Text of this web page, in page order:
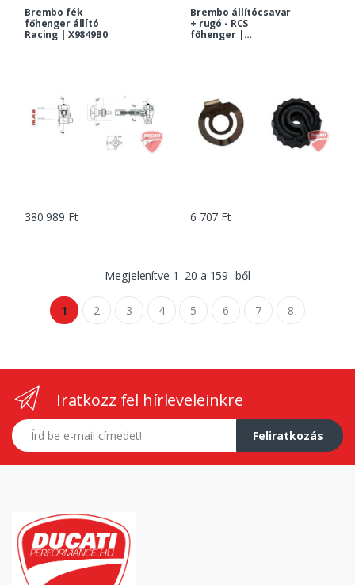
Brembo fék
főhenger állító
Racing | X9849B0
380 989 Ft
Brembo állítócsavar
+ rugó - RCS
főhenger |
6 707 Ft
Megjelenítve 1–20 a 159 -ből
1 2 3 4 5 6 7 8
Iratkozz fel hírleveleinkre
E-mail címed
Feliratkozás